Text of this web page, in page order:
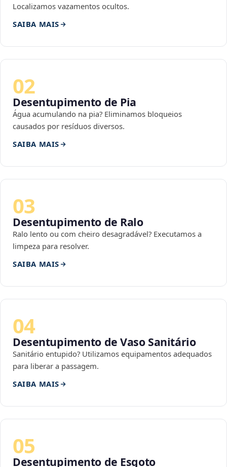
Localizamos vazamentos ocultos.
SAIBA MAIS
02
Desentupimento de Pia
Água acumulando na pia? Eliminamos bloqueios
causados por resíduos diversos.
SAIBA MAIS
03
Desentupimento de Ralo
Ralo lento ou com cheiro desagradável? Executamos a
limpeza para resolver.
SAIBA MAIS
04
Desentupimento de Vaso Sanitário
Sanitário entupido? Utilizamos equipamentos adequados
para liberar a passagem.
SAIBA MAIS
05
Desentupimento de Esgoto